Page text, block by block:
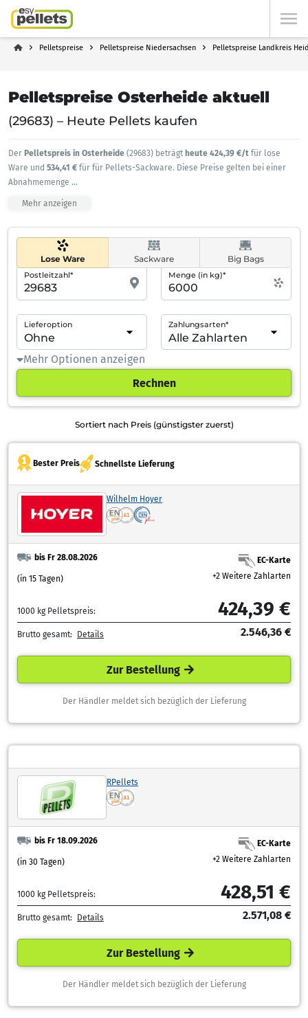
Pelletspreise Pelletspreise Niedersachsen Pelletspreise Landkreis
Pelletspreise Osterheide aktuell
(29683) – Heute Pellets kaufen
Der Pelletspreis in Osterheide (29683) beträgt heute 424,39 €/t für lose
Ware und 534,41 € für für Pellets-Sackware. Diese Preise gelten bei einer
Abnahmemenge ...
Mehr anzeigen
Lose Ware Sackware Big Bags
Postleitzahl* Menge (in kg)*
Lieferoption Zahlungsarten*
Mehr Optionen anzeigen
Rechnen
Sortiert nach Preis (günstigster zuerst)
Bester Preis Schnellste Lieferung
Wilhelm Hoyer
bis Fr 28.08.2026
(in 15 Tagen)
EC-Karte
+2 Weitere Zahlarten
1000 kg Pelletspreis: 424,39 €
Brutto gesamt: Details 2.546,36 €
Zur Bestellung
Der Händler meldet sich bezüglich der Lieferung
RPellets
bis Fr 18.09.2026
(in 30 Tagen)
EC-Karte
+2 Weitere Zahlarten
1000 kg Pelletspreis: 428,51 €
Brutto gesamt: Details 2.571,08 €
Zur Bestellung
Der Händler meldet sich bezüglich der Lieferung